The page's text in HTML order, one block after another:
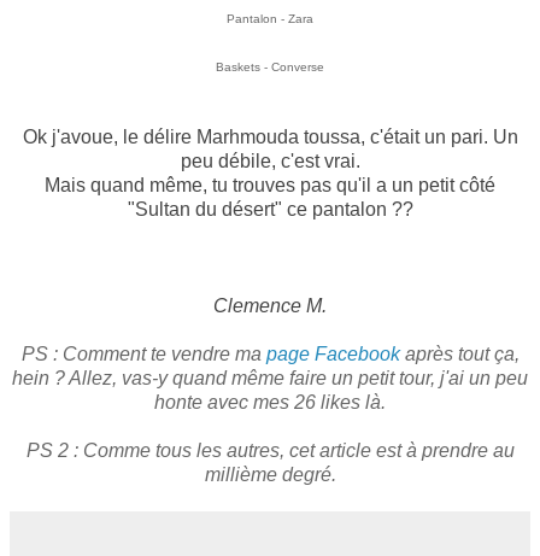
Pantalon - Zara
Baskets - Converse
Ok j'avoue, le délire Marhmouda toussa, c'était un pari. Un
peu débile, c'est vrai.
Mais quand même, tu trouves pas qu'il a un petit côté
"Sultan du désert" ce pantalon ??
Clemence M.
PS : Comment te vendre ma page Facebookaprès tout ça,
hein ? Allez, vas-y quand même faire un petit tour, j'ai un peu
honte avec mes 26 likes là.
PS 2 : Comme tous les autres, cet article est à prendre au
millième degré.